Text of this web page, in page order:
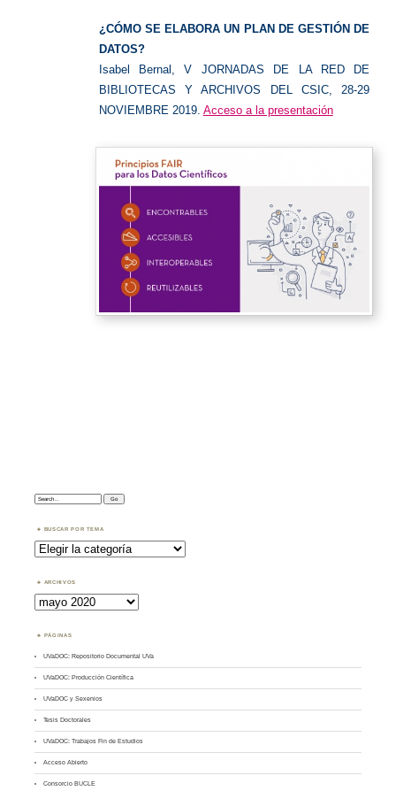
¿CÓMO SE ELABORA UN PLAN DE GESTIÓN DE
DATOS?
Isabel Bernal, V JORNADAS DE LA RED DE
BIBLIOTECAS Y ARCHIVOS DEL CSIC, 28-29
NOVIEMBRE 2019. Acceso a la presentación
Search:
BUSCAR POR TEMA
Buscar
por
Tema
ARCHIVOS
Archivos
PÁGINAS
UVaDOC: Repositorio Documental UVa
UVaDOC: Producción Científica
UVaDOC y Sexenios
Tesis Doctorales
UVaDOC: Trabajos Fin de Estudios
Acceso Abierto
Consorcio BUCLE